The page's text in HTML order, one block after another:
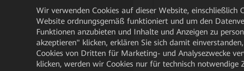
Wir verwenden Cookies auf dieser Website,
Website ordnungsgemäß funktioniert und um den
Funktionen anzubieten und Inhalte und Anzeigen zu
akzeptieren" klicken, erklären Sie sich damit
Cookies von Dritten für Marketing- und Analysezwecke
klicken, werden wir Cookies nur für technisch